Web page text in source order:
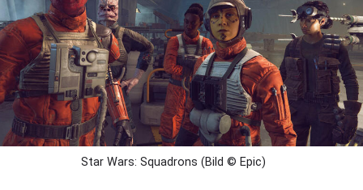
Star Wars: Squadrons (Bild © Epic)